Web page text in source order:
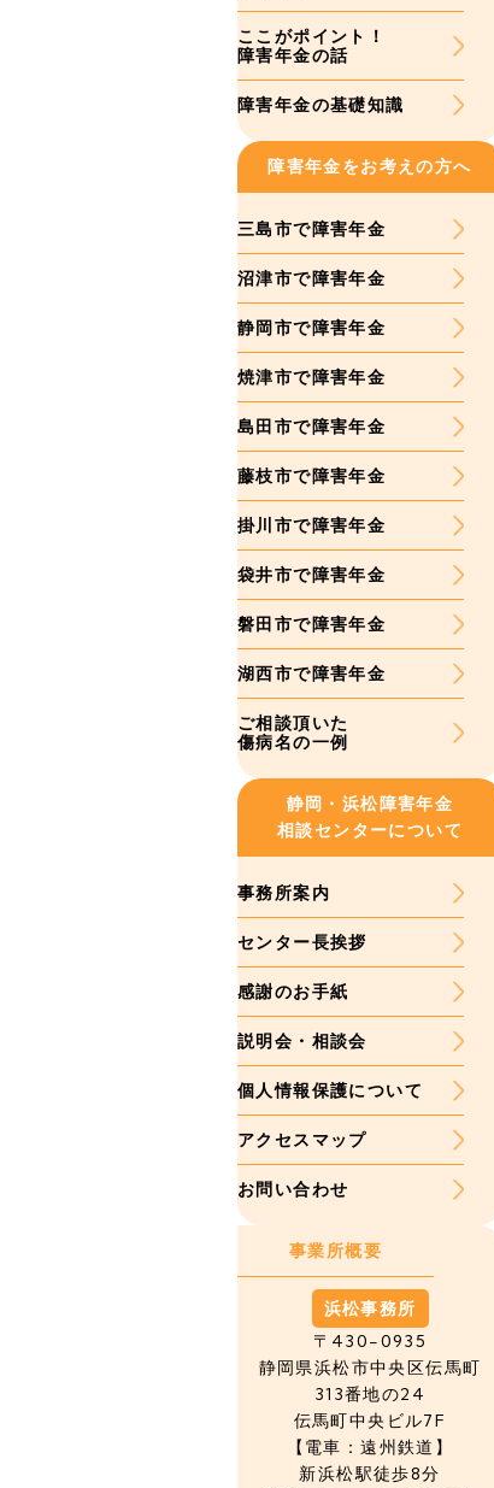
ここがポイント！
障害年金の話
障害年金の基礎知識
障害年金をお考えの方へ
三島市で障害年金
沼津市で障害年金
静岡市で障害年金
焼津市で障害年金
島田市で障害年金
藤枝市で障害年金
掛川市で障害年金
袋井市で障害年金
磐田市で障害年金
湖西市で障害年金
ご相談頂いた
傷病名の一例
静岡・浜松障害年金
相談センターについて
事務所案内
センター長挨拶
感謝のお手紙
説明会・相談会
個人情報保護について
アクセスマップ
お問い合わせ
事業所概要
浜松事務所
〒430-0935
静岡県浜松市中央区伝馬町
313番地の24
伝馬町中央ビル7F
【電車：遠州鉄道】
新浜松駅徒歩8分